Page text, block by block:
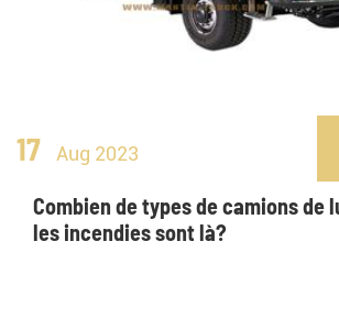
17 Aug 2023
Combien de types de camions de
les incendies sont là?